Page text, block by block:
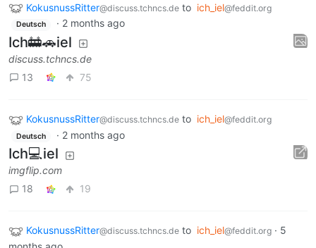
KokusnussRitter@discuss.tchncs.de to ich_iel@feddit.org
Deutsch · 2 months ago
Ich🚋🚗iel
discuss.tchncs.de
13
75
KokusnussRitter@discuss.tchncs.de to ich_iel@feddit.org
Deutsch · 2 months ago
Ich💻iel
imgflip.com
18
19
KokusnussRitter@discuss.tchncs.de to ich_iel@feddit.org · 5